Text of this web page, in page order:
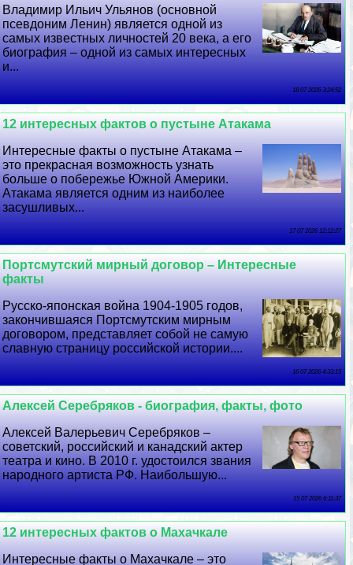
Владимир Ильич Ульянов (основной
псевдоним Ленин) является одной из
самых известных личностей 20 века, а его
биография – одной из самых интересных
и...
18 07 2026 3:24:52
12 интересных фактов о пустыне Атакама
Интересные факты о пустыне Атакама –
это прекрасная возможность узнать
больше о побережье Южной Америки.
Атакама является одним из наиболее
засушливых...
17 07 2026 12:12:27
Портсмутский мирный договор – Интересные
факты
Русско-японская война 1904-1905 годов,
закончившаяся Портсмутским мирным
договором, представляет собой не самую
славную страницу российской истории....
16 07 2026 4:33:15
Алексей Серебряков - биография, факты, фото
Алексей Валерьевич Серебряков –
советский, российский и канадский актер
театра и кино. В 2010 г. удостоился звания
народного артиста РФ. Наибольшую...
15 07 2026 6:11:37
12 интересных фактов о Махачкале
Интересные факты о Махачкале – это